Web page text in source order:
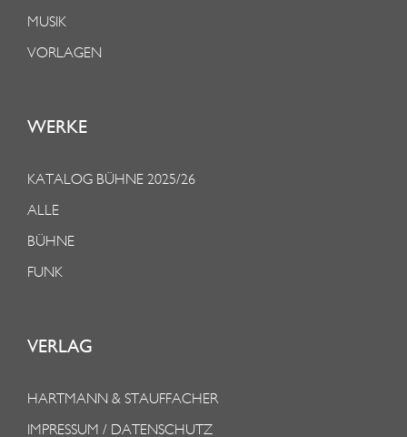
MUSIK
VORLAGEN
WERKE
KATALOG BÜHNE 2025/26
ALLE
BÜHNE
FUNK
VERLAG
HARTMANN & STAUFFACHER
IMPRESSUM / DATENSCHUTZ